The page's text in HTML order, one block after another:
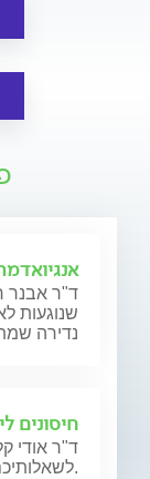
ד"ר אבנר
שנוגעות
נדירה
חיסונים
ד"ר אודי
לשאלותיכם בנושא חיסונים לילדים.